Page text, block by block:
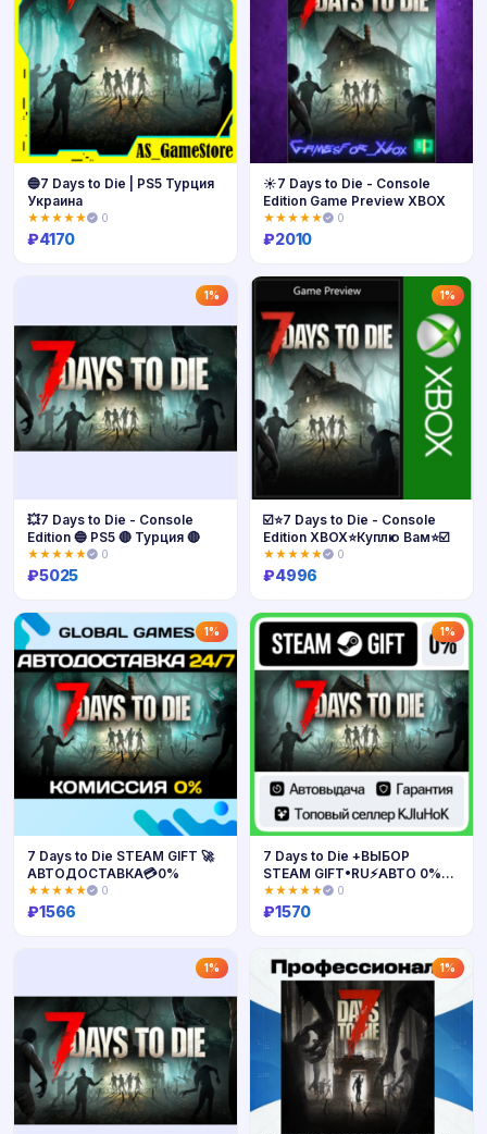
🔵7 Days to Die | PS5 Турция
Украина
★★★★★ 0
₽4170
Купить
☀️7 Days to Die - Console
Edition Game Preview XBOX
★★★★★ 0
₽2010
1%
Купить
💥7 Days to Die - Console
Edition 🔵 PS5 🔴 Турция 🔴
★★★★★ 0
₽5025
1%
Купить
☑️⭐7 Days to Die - Console
Edition XBOX⭐Куплю Вам⭐☑️
★★★★★ 0
₽4996
1%
7 Days to Die STEAM GIFT 🚀
АВТОДОСТАВКА💳0%
★★★★★ 0
₽1566
1%
Купить
7 Days to Die +ВЫБОР
STEAM GIFT•RU⚡️АВТО 0%
КАРТЫ
★★★★★ 0
₽1570
1% 1%